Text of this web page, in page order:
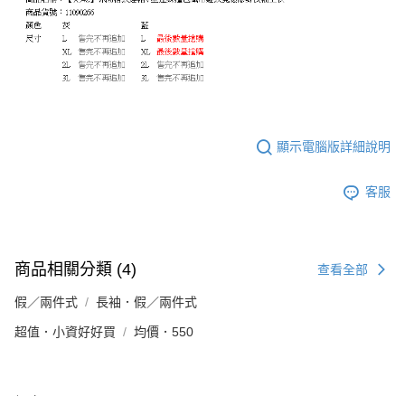
顯示電腦版詳細說明
客服
商品相關分類 (4) 查看全部
假／兩件式 長袖．假／兩件式
超值．小資好好買 均價．550